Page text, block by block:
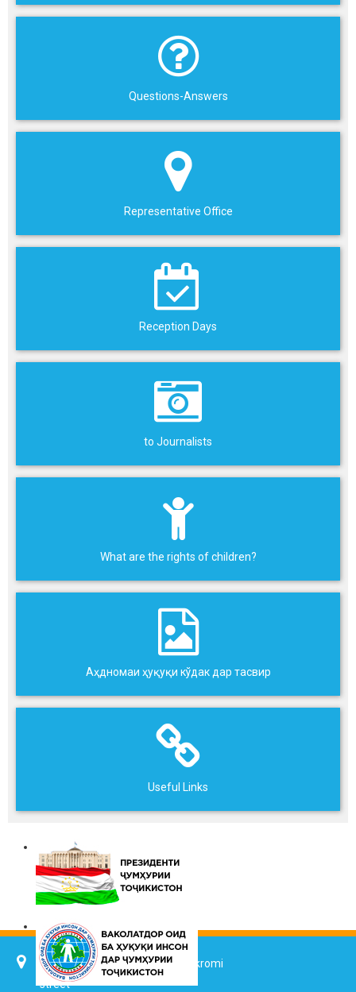
Questions-Answers
Representative Office
Reception Days
to Journalists
What are the rights of children?
Аҳдномаи ҳуқуқи кўдак дар тасвир
Useful Links
734025, Dushanbe city, 7 Jalol Ikromi
street